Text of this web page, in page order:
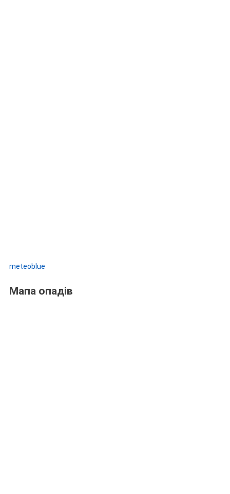
meteoblue
Мапа опадів